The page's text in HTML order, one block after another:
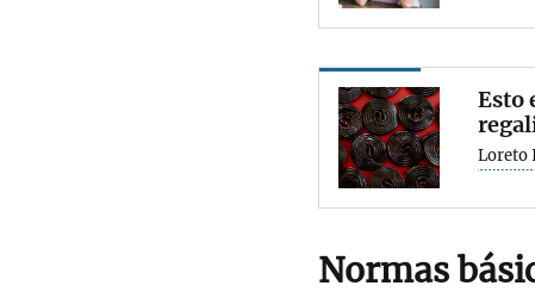
Esto
Loreto
Normas